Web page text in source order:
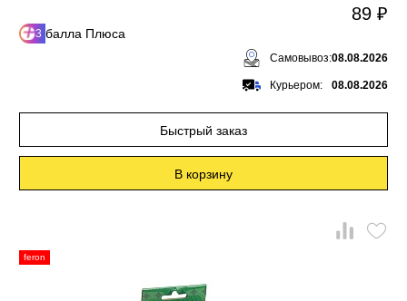
3 балла Плюса
89 ₽
Самовывоз:08.08.2026
Курьером: 08.08.2026
Быстрый заказ
В корзину
feron